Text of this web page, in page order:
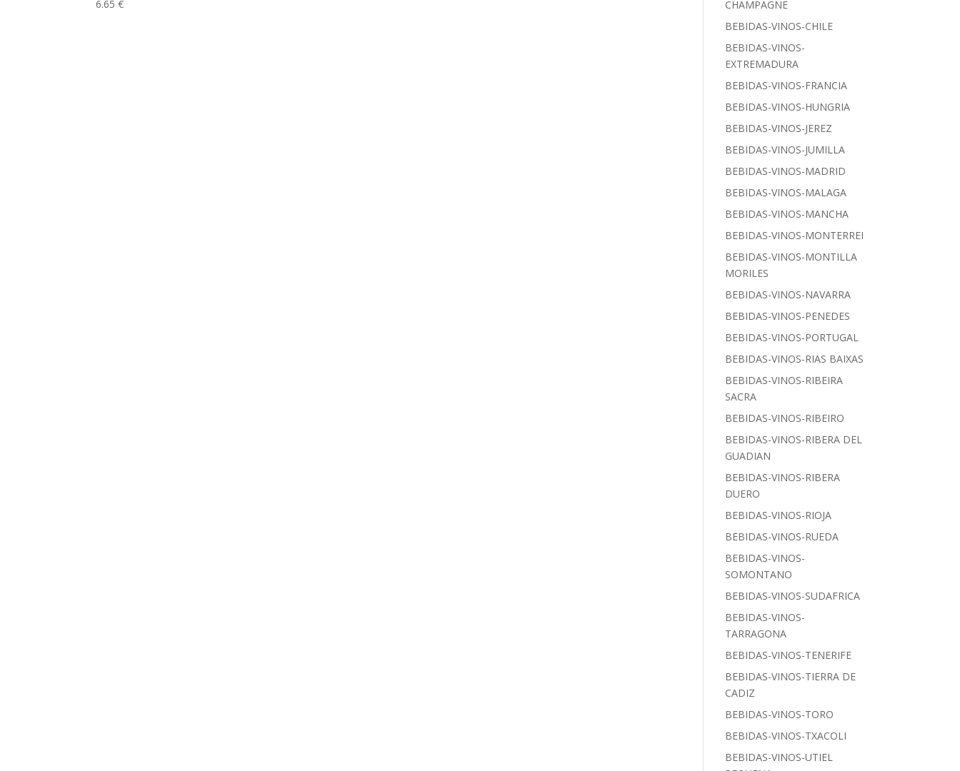
6.65€
CHAMPAGNE
BEBIDAS-VINOS-CHILE
BEBIDAS-VINOS-
EXTREMADURA
BEBIDAS-VINOS-FRANCIA
BEBIDAS-VINOS-HUNGRIA
BEBIDAS-VINOS-JEREZ
BEBIDAS-VINOS-JUMILLA
BEBIDAS-VINOS-MADRID
BEBIDAS-VINOS-MALAGA
BEBIDAS-VINOS-MANCHA
BEBIDAS-VINOS-MONTERREI
BEBIDAS-VINOS-MONTILLA
MORILES
BEBIDAS-VINOS-NAVARRA
BEBIDAS-VINOS-PENEDES
BEBIDAS-VINOS-PORTUGAL
BEBIDAS-VINOS-RIAS BAIXAS
BEBIDAS-VINOS-RIBEIRA
SACRA
BEBIDAS-VINOS-RIBEIRO
BEBIDAS-VINOS-RIBERA DEL
GUADIAN
BEBIDAS-VINOS-RIBERA
DUERO
BEBIDAS-VINOS-RIOJA
BEBIDAS-VINOS-RUEDA
BEBIDAS-VINOS-
SOMONTANO
BEBIDAS-VINOS-SUDAFRICA
BEBIDAS-VINOS-
TARRAGONA
BEBIDAS-VINOS-TENERIFE
BEBIDAS-VINOS-TIERRA DE
CADIZ
BEBIDAS-VINOS-TORO
BEBIDAS-VINOS-TXACOLI
BEBIDAS-VINOS-UTIEL